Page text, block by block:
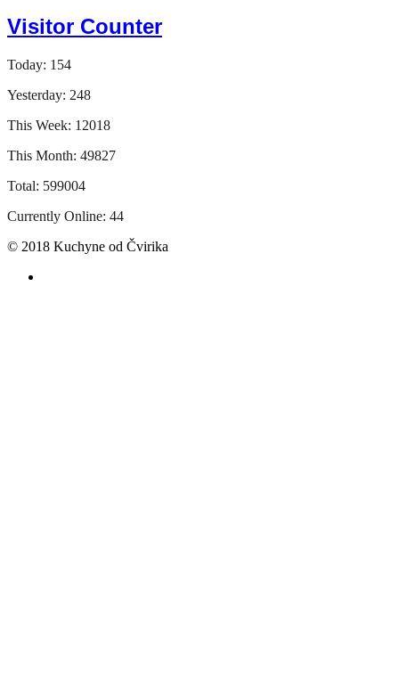
Visitor Counter
Today: 154
Yesterday: 248
This Week: 12018
This Month: 49827
Total: 599004
Currently Online: 44
© 2018 Kuchyne od Čvirika